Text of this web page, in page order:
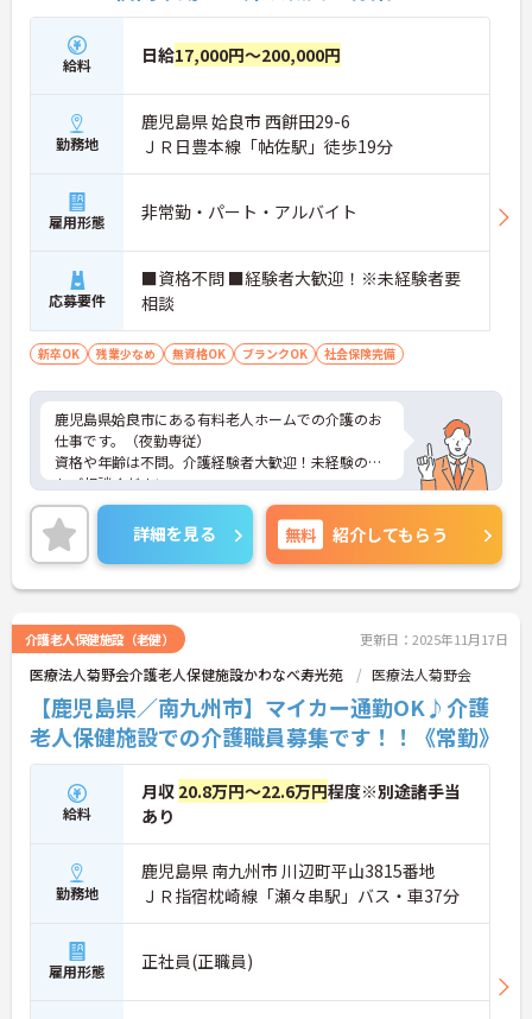
給料 日給17,000円～200,000円
勤務地
鹿児島県 姶良市 西餠田29-6
ＪＲ日豊本線「帖佐駅」徒歩19分
雇用形態 非常勤・パート・アルバイト
応募要件
■資格不問 ■経験者大歓迎！※未経験者要
相談
新卒OK 残業少なめ 無資格OK ブランクOK 社会保険完備
鹿児島県姶良市にある有料老人ホームでの介護のお
仕事です。（夜勤専従）
資格や年齢は不問。介護経験者大歓迎！未経験の方
もご相談ください。
週1日勤務からOK。ライフスタイルに合わせた働き
方が可能ですので、ご家庭をお持ちの方も続けやす
い職場です。
ご興味がある方は是非一度マイナビまでお問合せ下
さい。更に詳細などお伝えします。
詳細を見る 無料 紹介してもらう
介護老人保健施設（老健） 更新日：2025年11月17日
医療法人菊野会介護老人保健施設かわなべ寿光苑 医療法人菊野会
【鹿児島県／南九州市】マイカー通勤OK♪介護
老人保健施設での介護職員募集です！！《常勤》
給料
月収 20.8万円～22.6万円程度※別途諸手当
あり
勤務地
鹿児島県 南九州市 川辺町平山3815番地
ＪＲ指宿枕崎線「瀬々串駅」バス・車37分
雇用形態 正社員(正職員)